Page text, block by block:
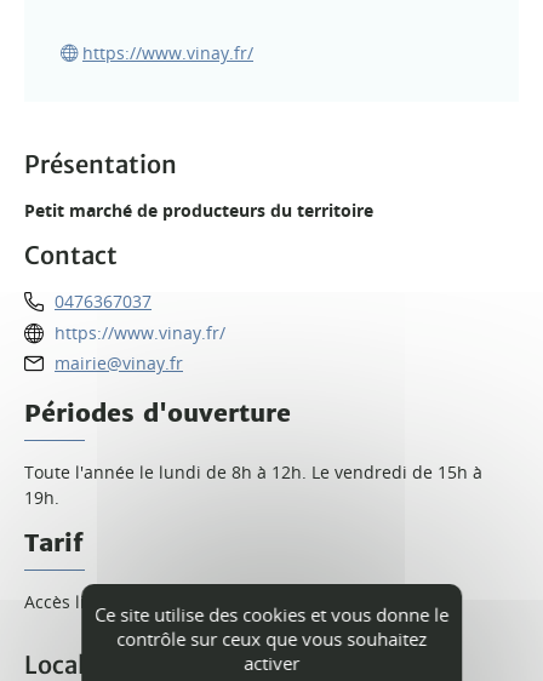
https://www.vinay.fr/
Présentation
Petit marché de producteurs du territoire
Contact
0476367037
https://www.vinay.fr/
mairie@vinay.fr
Périodes d'ouverture
Toute l'année le lundi de 8h à 12h. Le vendredi de 15h à
19h.
Tarif
Accès libre.
Localisation
Ce site utilise des cookies et vous donne le
contrôle sur ceux que vous souhaitez
activer